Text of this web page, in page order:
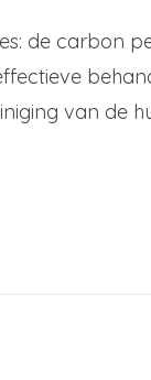
de carbon
van de